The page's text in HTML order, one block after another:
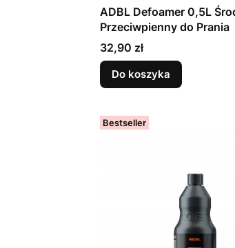
ADBL Defoamer 0,5L
Przeciwpienny do Prania
Cena
32,90 zł
Do koszyka
Bestseller